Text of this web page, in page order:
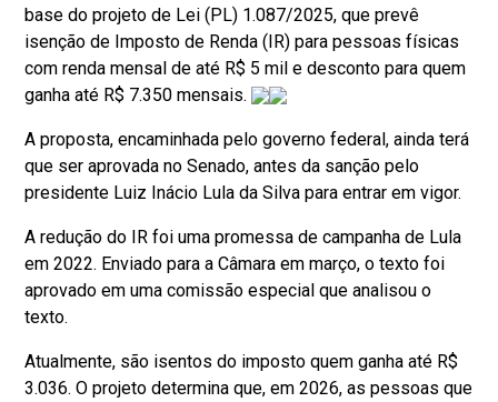
base do projeto de Lei (PL) 1.087/2025, que prevê
isenção de Imposto de Renda (IR) para pessoas físicas
com renda mensal de até R$ 5 mil e desconto para quem
ganha até R$ 7.350 mensais.
A proposta, encaminhada pelo governo federal, ainda terá
que ser aprovada no Senado, antes da sanção pelo
presidente Luiz Inácio Lula da Silva para entrar em vigor.
A redução do IR foi uma promessa de campanha de Lula
em 2022. Enviado para a Câmara em março, o texto foi
aprovado em uma comissão especial que analisou o
texto.
Atualmente, são isentos do imposto quem ganha até R$
3.036. O projeto determina que, em 2026, as pessoas que